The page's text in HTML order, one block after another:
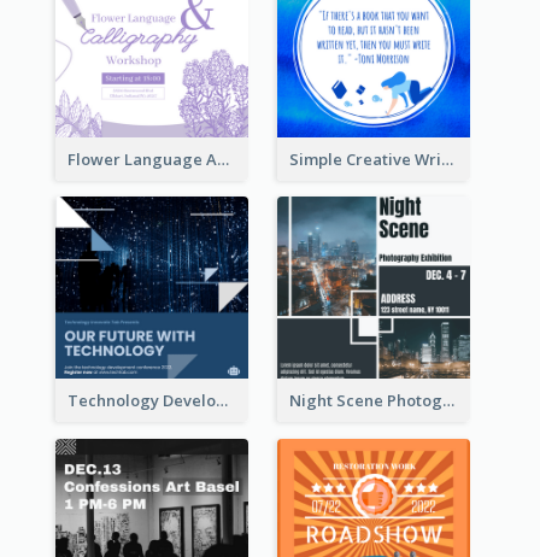
Flower Language And Calligraphy Instagram Post Simple Creative Writing Quote Instagram Post
Technology Development Conference Instagram Post Night Scene Photography Exhibition Instagram Post